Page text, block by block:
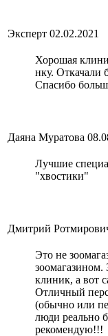
Эксперт 02.02.2021
Хорошая
нку. Откачали
Спасибо
Даяна Муратова
Лучшие
"хвостики"
Дмитрий
Это не
зоомагазином.
клиник, а вот
Отличный
(обычно или
люди реально
рекомендую!!!